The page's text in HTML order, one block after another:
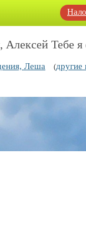
Алексей Тебе
Леша (другие